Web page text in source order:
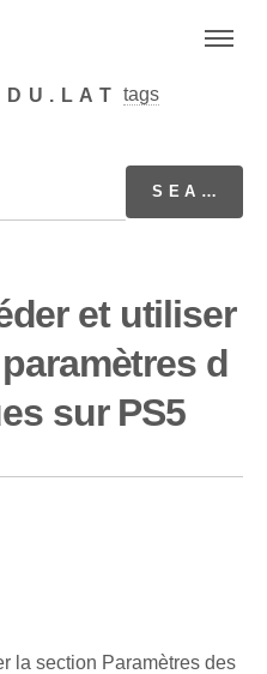
tags
et utiliser
d
sur PS5